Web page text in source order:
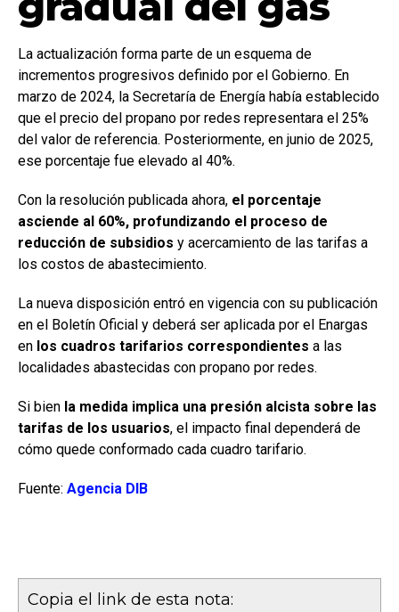
La actualización forma parte de un esquema de
incrementos progresivos definido por el Gobierno. En
marzo de 2024, la Secretaría de Energía había establecido
que el precio del propano por redes representara el 25%
del valor de referencia. Posteriormente, en junio de 2025,
ese porcentaje fue elevado al 40%.
Con la resolución publicada ahora, el porcentaje
asciende al 60%, profundizando el proceso de
reducción de subsidios y acercamiento de las tarifas a
los costos de abastecimiento.
La nueva disposición entró en vigencia con su publicación
en el Boletín Oficial y deberá ser aplicada por el Enargas
en los cuadros tarifarios correspondientes a las
localidades abastecidas con propano por redes.
Si bien la medida implica una presión alcista sobre las
tarifas de los usuarios, el impacto final dependerá de
cómo quede conformado cada cuadro tarifario.
Fuente: Agencia DIB
Copia el link de esta nota: